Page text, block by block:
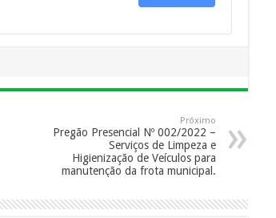
Próximo
Pregão Presencial Nº 002/2022 –
Serviços de Limpeza e
Higienização de Veículos para
manutenção da frota municipal.